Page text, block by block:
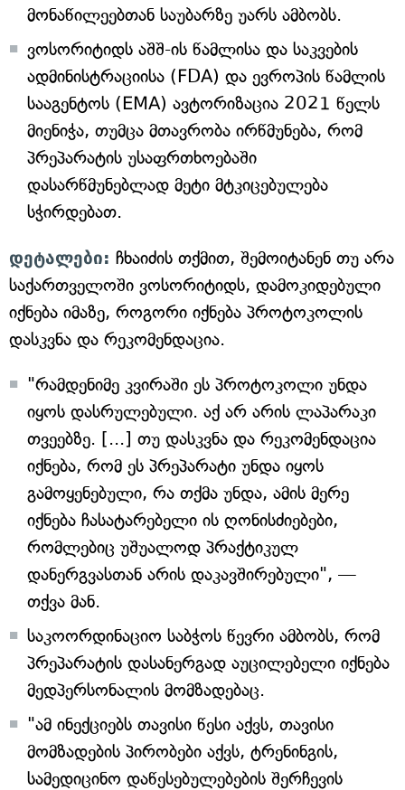
მონაწილეებთან საუბარზე უარს ამბობს.
ვოსორიტიდს აშშ-ის წამლისა და საკვების
ადმინისტრაციისა (FDA) და ევროპის წამლის
სააგენტოს (EMA) ავტორიზაცია 2021 წელს
მიენიჭა, თუმცა მთავრობა ირწმუნება, რომ
პრეპარატის უსაფრთხოებაში
დასარწმუნებლად მეტი მტკიცებულება
სჭირდებათ.
დეტალები: ჩხაიძის თქმით, შემოიტანენ თუ არა
საქართველოში ვოსორიტიდს, დამოკიდებული
იქნება იმაზე, როგორი იქნება პროტოკოლის
დასკვნა და რეკომენდაცია.
"რამდენიმე კვირაში ეს პროტოკოლი უნდა
იყოს დასრულებული. აქ არ არის ლაპარაკი
თვეებზე. [...] თუ დასკვნა და რეკომენდაცია
იქნება, რომ ეს პრეპარატი უნდა იყოს
გამოყენებული, რა თქმა უნდა, ამის მერე
იქნება ჩასატარებელი ის ღონისძიებები,
რომლებიც უშუალოდ პრაქტიკულ
დანერგვასთან არის დაკავშირებული", —
თქვა მან.
საკოორდინაციო საბჭოს წევრი ამბობს, რომ
პრეპარატის დასანერგად აუცილებელი იქნება
მედპერსონალის მომზადებაც.
"ამ ინექციებს თავისი წესი აქვს, თავისი
მომზადების პირობები აქვს, ტრენინგის,
სამედიცინო დაწესებულებების შერჩევის